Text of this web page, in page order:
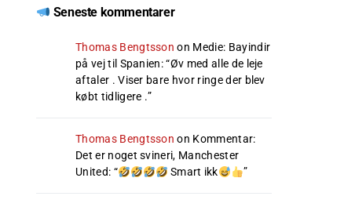
Seneste kommentarer
Thomas Bengtsson on Medie: Bayindir
på vej til Spanien: “Øv med alle de leje
aftaler . Viser bare hvor ringe der blev
købt tidligere .”
Thomas Bengtsson on Kommentar:
Det er noget svineri, Manchester
United: “ Smart ikk ”